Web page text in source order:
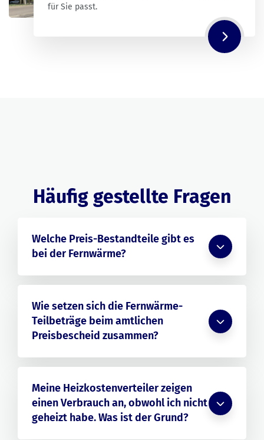
für Sie passt.
Häufig gestellte Fragen
Welche Preis-Bestandteile gibt es
bei der Fernwärme?
Wie setzen sich die Fernwärme-
Teilbeträge beim amtlichen
Preisbescheid zusammen?
Meine Heizkostenverteiler zeigen
einen Verbrauch an, obwohl ich nicht
geheizt habe. Was ist der Grund?